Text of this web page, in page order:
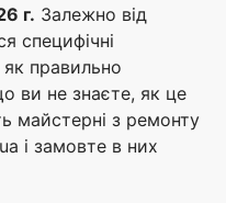
г. Залежно від
специфічні
як правильно
ви не знаєте, як це
майстерні з ремонту
і замовте в них